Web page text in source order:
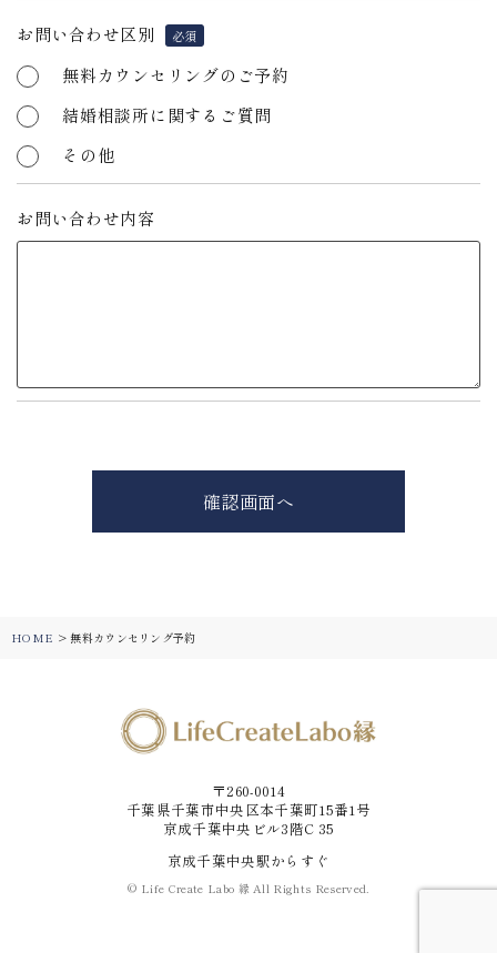
お問い合わせ区別 必須
無料カウンセリングのご予約
結婚相談所に関するご質問
その他
お問い合わせ内容
確認画面へ
HOME >無料カウンセリング予約
〒260-0014
千葉県千葉市中央区本千葉町15番1号
京成千葉中央ビル3階C 35
京成千葉中央駅からすぐ
© Life Create Labo 縁 All Rights Reserved.